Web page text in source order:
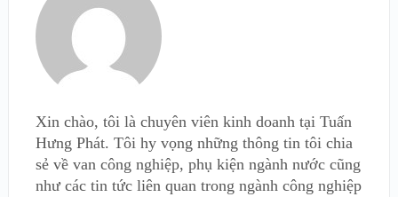
Xin chào, tôi là chuyên viên kinh doanh tại Tuấn
Hưng Phát. Tôi hy vọng những thông tin tôi chia
sẻ về van công nghiệp, phụ kiện ngành nước cũng
như các tin tức liên quan trong ngành công nghiệp